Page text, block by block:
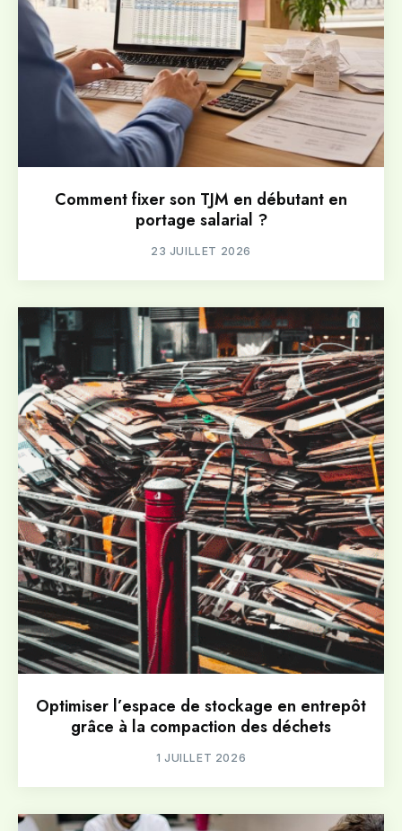
Comment fixer son TJM en débutant en
portage salarial ?
23 JUILLET 2026
Optimiser l’espace de stockage en entrepôt
grâce à la compaction des déchets
1 JUILLET 2026